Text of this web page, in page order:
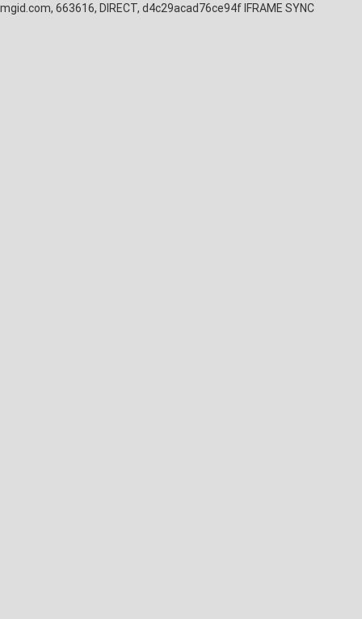
mgid.com, 663616, DIRECT, d4c29acad76ce94f IFRAME SYNC